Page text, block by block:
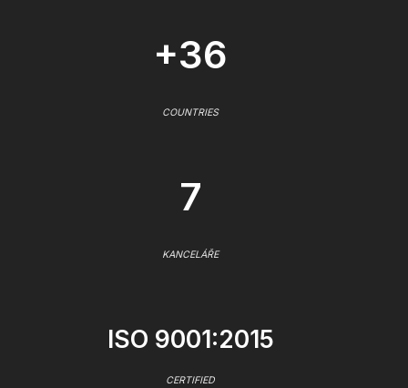
+36
COUNTRIES
7
KANCELÁŘE
ISO 9001:2015
CERTIFIED